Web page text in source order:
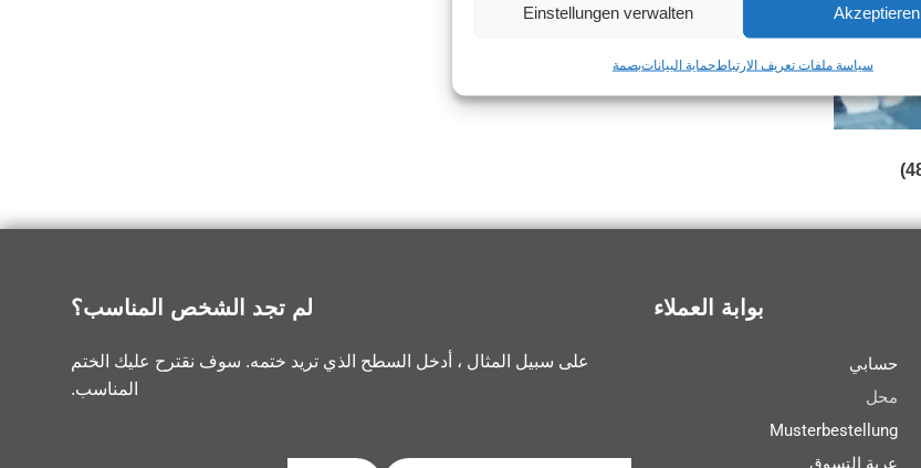
Akzeptieren
Einstellungen verwalten
سياسة ملفات تعريف الارتباطحماية البياناتبصمة
بوابة العملاء
حسابي
محل
Musterbestellung
عربة التسوق
لم تجد الشخص المناسب؟
على سبيل المثال ، أدخل السطح الذي تريد ختمه. سوف نقترح عليك الختم
المناسب.